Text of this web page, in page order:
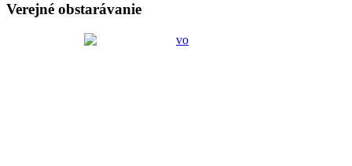
Verejné obstarávanie